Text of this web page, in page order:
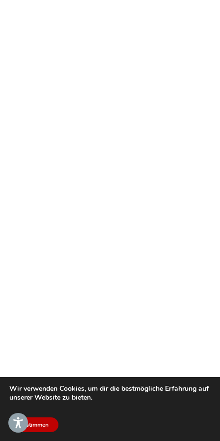
Wir verwenden Cookies, um dir die bestmögliche Erfahrung auf
unserer Website zu bieten.
Zustimmen